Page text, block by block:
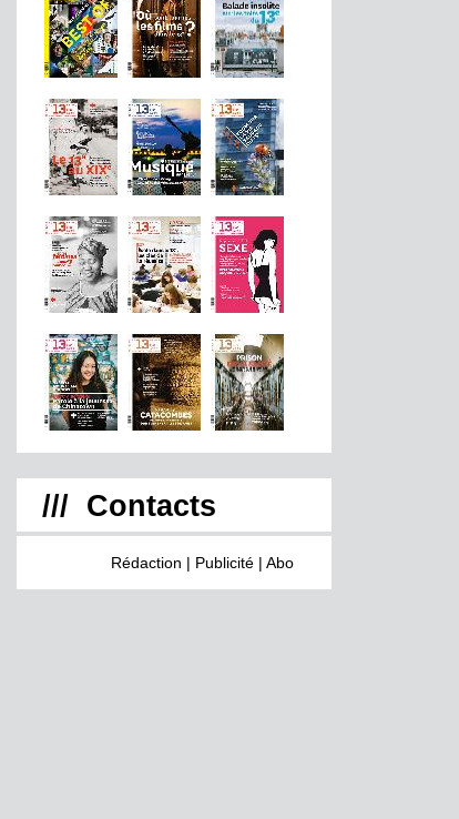
/// Contacts
Rédaction|Publicité|Abonnement